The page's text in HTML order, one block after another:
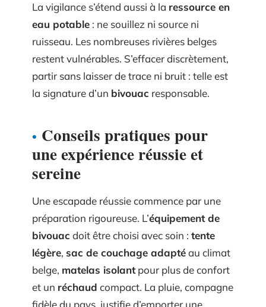
La vigilance s’étend aussi à la ressource en
eau potable : ne souillez ni source ni
ruisseau. Les nombreuses rivières belges
restent vulnérables. S’effacer discrètement,
partir sans laisser de trace ni bruit : telle est
la signature d’un bivouac responsable.
Conseils pratiques pour
une expérience réussie et
sereine
Une escapade réussie commence par une
préparation rigoureuse. L’équipement de
bivouac doit être choisi avec soin : tente
légère, sac de couchage adaptéau climat
belge, matelas isolantpour plus de confort
et un réchaud compact. La pluie, compagne
fidèle du pays, justifie d’emporter une